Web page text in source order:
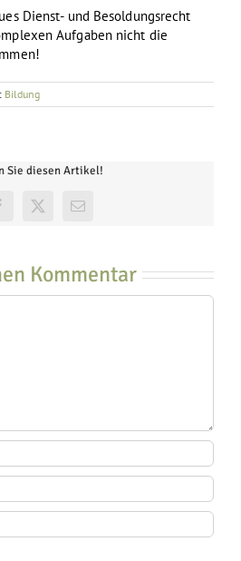
Dienst- und Besoldungsrecht
Aufgaben nicht die
Bildung
Sie diesen Artikel!
X
E-
Kommentar